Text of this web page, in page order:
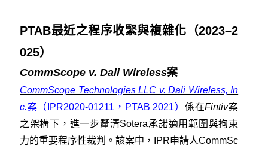
PTAB最近之程序收緊與複雜化（2023–2
025）
CommScope v. Dali Wireless案
CommScope Technologies LLC v. Dali Wireless, In
c.案（IPR2020-01211，PTAB 2021） 係在Fintiv案
之架構下，進一步釐清Sotera承諾適用範圍與拘束
力的重要程序性裁判。該案中，IPR申請人CommSc